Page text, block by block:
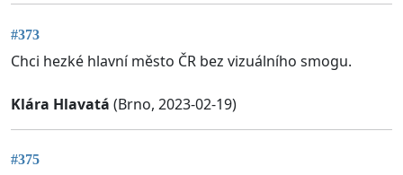
#373
Chci hezké hlavní město ČR bez vizuálního smogu.
Klára Hlavatá (Brno, 2023-02-19)
#375